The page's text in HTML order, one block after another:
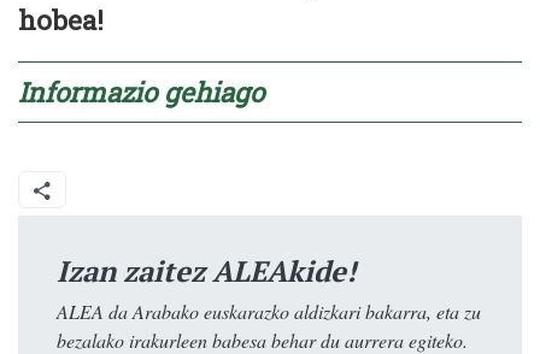
hobea!
Informazio gehiago
Izan zaitez ALEAkide!
ALEA da Arabako euskarazko aldizkari bakarra, eta zu
bezalako irakurleen babesa behar du aurrera egiteko.